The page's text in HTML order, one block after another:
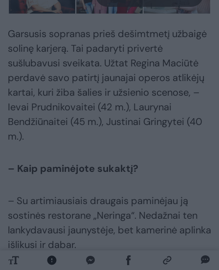
Garsusis sopranas prieš dešimtmetį užbaigė
solinę karjerą. Tai padaryti privertė
sušlubavusi sveikata. Užtat Regina Maciūtė
perdavė savo patirtį jaunajai operos atlikėjų
kartai, kuri žiba šalies ir užsienio scenose, –
Ievai Prudnikovaitei (42 m.), Laurynai
Bendžiūnaitei (45 m.), Justinai Gringytei (40
m.).
– Kaip paminėjote sukaktį?
– Su artimiausiais draugais paminėjau ją
sostinės restorane „Neringa“. Nedažnai ten
lankydavausi jaunystėje, bet kamerinė aplinka
išlikusi ir dabar.